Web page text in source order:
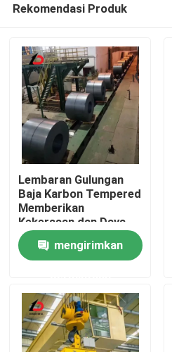
Rumah
Produk
Video
Rekomendasi Produk
Lembaran Gulungan
Baja Karbon Tempered
Memberikan
Kekerasan dan Daya
Tahan Tinggi Cocok
untuk Aplikasi Industri
Berat
mengirimkan